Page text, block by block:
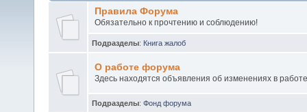
Правила Форума
Обязательно к прочтению и соблюдению!
Подразделы: Книга жалоб
О работе форума
Здесь находятся объявления об изменениях в
Подразделы: Фонд форума